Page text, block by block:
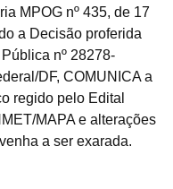
MPOG nº 435, de 17
a Decisão proferida
nº 28278-
DF, COMUNICA a
regido pelo Edital
MAPA e alterações
a ser exarada.